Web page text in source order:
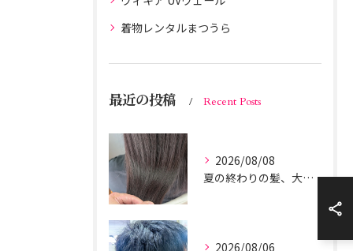
着物レンタルまつうら
最近の投稿 Recent Posts
2026/08/08
夏の終わりの髪、大丈夫？
2026/08/06